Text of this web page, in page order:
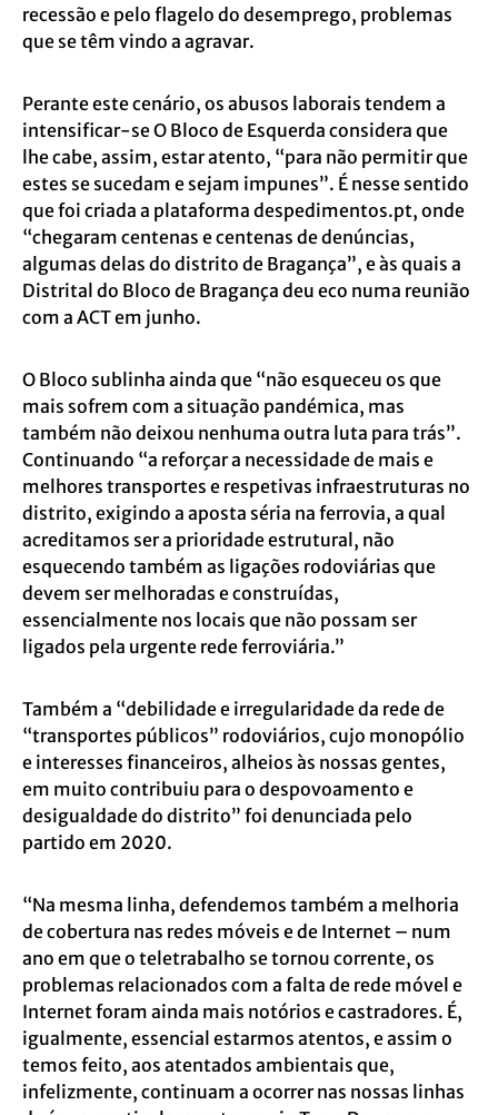
recessão e pelo flagelo do desemprego, problemas
que se têm vindo a agravar.
Perante este cenário, os abusos laborais tendem a
intensificar-se O Bloco de Esquerda considera que
lhe cabe, assim, estar atento, “para não permitir que
estes se sucedam e sejam impunes”. É nesse sentido
que foi criada a plataforma despedimentos.pt, onde
“chegaram centenas e centenas de denúncias,
algumas delas do distrito de Bragança”, e às quais a
Distrital do Bloco de Bragança deu eco numa reunião
com a ACT em junho.
O Bloco sublinha ainda que “não esqueceu os que
mais sofrem com a situação pandémica, mas
também não deixou nenhuma outra luta para trás”.
Continuando “a reforçar a necessidade de mais e
melhores transportes e respetivas infraestruturas no
distrito, exigindo a aposta séria na ferrovia, a qual
acreditamos ser a prioridade estrutural, não
esquecendo também as ligações rodoviárias que
devem ser melhoradas e construídas,
essencialmente nos locais que não possam ser
ligados pela urgente rede ferroviária.”
Também a “debilidade e irregularidade da rede de
“transportes públicos” rodoviários, cujo monopólio
e interesses financeiros, alheios às nossas gentes,
em muito contribuiu para o despovoamento e
desigualdade do distrito” foi denunciada pelo
partido em 2020.
“Na mesma linha, defendemos também a melhoria
de cobertura nas redes móveis e de Internet – num
ano em que o teletrabalho se tornou corrente, os
problemas relacionados com a falta de rede móvel e
Internet foram ainda mais notórios e castradores. É,
igualmente, essencial estarmos atentos, e assim o
temos feito, aos atentados ambientais que,
infelizmente, continuam a ocorrer nas nossas linhas